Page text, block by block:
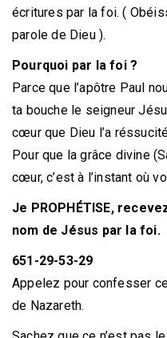
écritures par la foi. (
parole de Dieu ).
Pourquoi par la foi ?
Parce que l’apôtre Paul
ta bouche le seigneur
cœur que Dieu l’a
Pour que la grâce divine
cœur, c’est à l’instant où
Je PROPHÉTISE,
nom de Jésus par la foi.
651-29-53-29
Appelez pour confesser
de Nazareth.